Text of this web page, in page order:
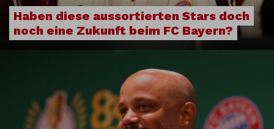
Haben diese aussortierten Stars doch
noch eine Zukunft beim FC Bayern?